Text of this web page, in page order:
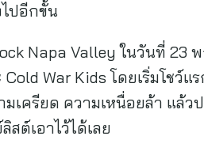
ปอีกขั้น
Napa Valley ในวันที่ 23
War Kids โดยเริ่มโชว์แ
ครียด ความเหนื่อยล้า แล้ว
ต์เอาไว้ได้เลย